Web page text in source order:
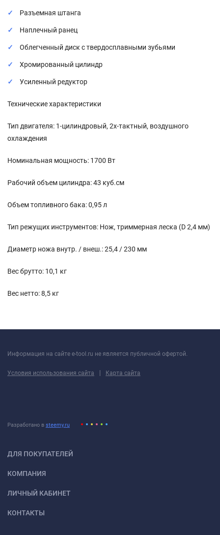
Разъемная штанга
Наплечный ранец
Облегченный диск с твердосплавными зубьями
Хромированный цилиндр
Усиленный редуктор
Технические характеристики
Тип двигателя: 1-цилиндровый, 2х-тактный, воздушного
охлаждения
Номинальная мощность: 1700 Вт
Рабочий объем цилиндра: 43 куб.см
Объем топливного бака: 0,95 л
Тип режущих инструментов: Нож, триммерная леска (D 2,4 мм)
Диаметр ножа внутр. / внеш.: 25,4 / 230 мм
Вес брутто: 10,1 кг
Вес нетто: 8,5 кг
Информация на сайте e-tool.ru не является публичной офертой.
Условия использования сайта | Карта сайта
Разработано в steemy.ru
ДЛЯ ПОКУПАТЕЛЕЙ
КОМПАНИЯ
ЛИЧНЫЙ КАБИНЕТ
КОНТАКТЫ